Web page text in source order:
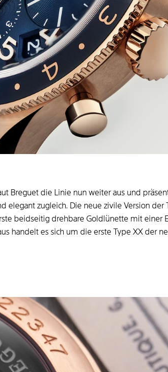
Breguet die Linie nun weiter aus und
elegant zugleich. Die neue zivile Version
beidseitig drehbare Goldlünette mit einer
handelt es sich um die erste Type XX der